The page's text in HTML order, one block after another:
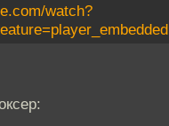
watch?